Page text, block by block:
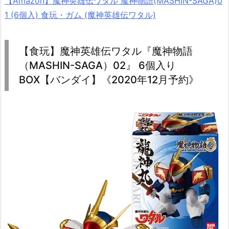
1 (6個入) 食玩・ガム (魔神英雄伝ワタル)
【食玩】魔神英雄伝ワタル『魔神物語
（MASHIN-SAGA）02』 6個入り
BOX【バンダイ】《2020年12月予約》